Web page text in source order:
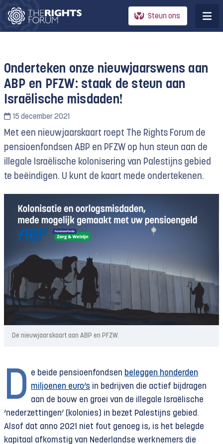
Steun ons
Onderteken onze nieuwjaarswens aan
ABP en PFZW: staak de steun aan
Israëlische misdaden!
15 december 2021
Met een nieuwjaarskaart roept The Rights Forum de
pensioenfondsen ABP en PFZW op hun steun aan de
illegale Israëlische kolonisering van Palestijns gebied
te beëindigen. U kunt de kaart mede ondertekenen.
De nieuwjaarskaart aan ABP en PFZW.
D e beide pensioenfondsen beleggen honderden
miljoenen euro’s in bedrijven die actief bijdragen
aan de bouw en groei van de illegale Israëlische
‘nederzettingen’ (kolonies) in bezet Palestijns gebied.
Alsof dat anno 2021 niet fout genoeg is, is het belegde
kapitaal afkomstig van Nederlandse werknemers die